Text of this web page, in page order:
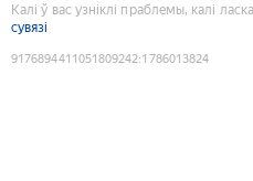
Калі ў вас узніклі праблемы, калі
сувязі
9176894411051809242:1786013824